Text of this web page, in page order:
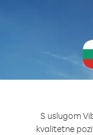
S uslugom
kvalitetne